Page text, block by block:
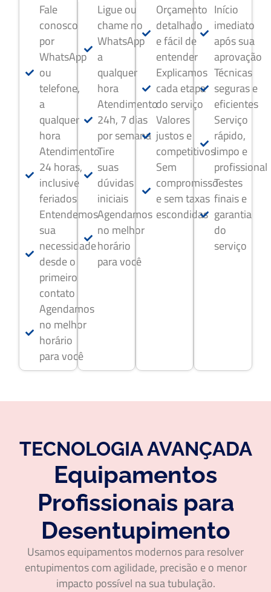
Fale
conosco
por
WhatsApp
ou
telefone,
a
qualquer
hora
Atendimento
24 horas,
inclusive
feriados
Entendemos
sua
necessidade
desde o
primeiro
contato
Agendamos
no melhor
horário
para você
Ligue ou
chame no
WhatsApp
a
qualquer
hora
Atendimento
24h, 7 dias
por semana
Tire
suas
dúvidas
iniciais
Agendamos
no melhor
horário
para você
Orçamento
detalhado
e fácil de
entender
Explicamos
cada etapa
do serviço
Valores
justos e
competitivos
Sem
compromisso
e sem taxas
escondidas
Início
imediato
após sua
aprovação
Técnicas
seguras e
eficientes
Serviço
rápido,
limpo e
profissional
Testes
finais e
garantia
do
serviço
TECNOLOGIA AVANÇADA
Equipamentos
Profissionais para
Desentupimento
Usamos equipamentos modernos para resolver
entupimentos com agilidade, precisão e o menor
impacto possível na sua tubulação.